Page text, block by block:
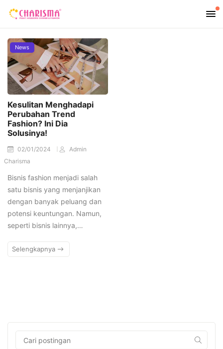
News
Kesulitan Menghadapi
Perubahan Trend
Fashion? Ini Dia
Solusinya!
02/01/2024
Admin
Charisma
Bisnis fashion menjadi salah
satu bisnis yang menjanjikan
dengan banyak peluang dan
potensi keuntungan. Namun,
seperti bisnis lainnya,…
Selengkapnya